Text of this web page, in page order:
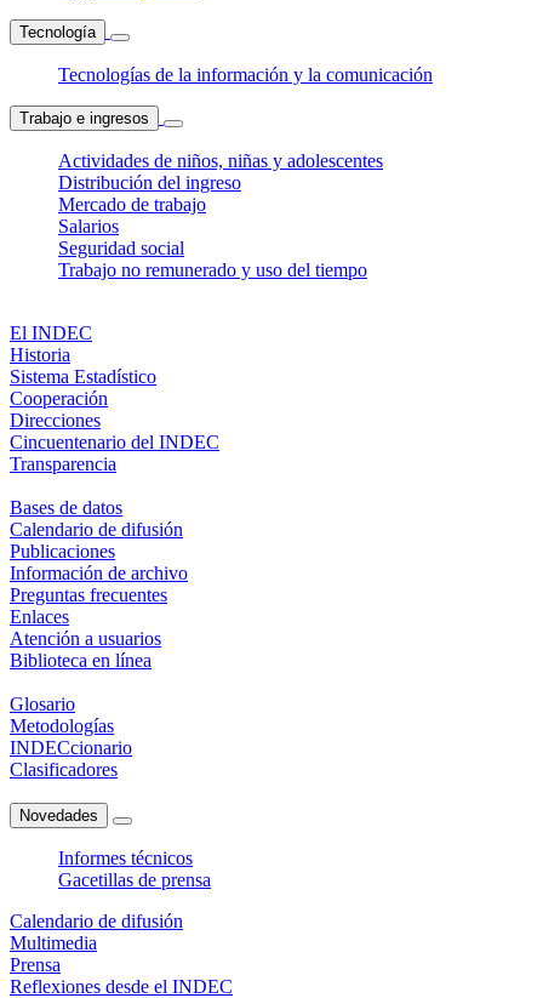
Tecnología
Tecnologías de la información y la comunicación
Trabajo e ingresos
Actividades de niños, niñas y adolescentes
Distribución del ingreso
Mercado de trabajo
Salarios
Seguridad social
Trabajo no remunerado y uso del tiempo
El INDEC
Historia
Sistema Estadístico
Cooperación
Direcciones
Cincuentenario del INDEC
Transparencia
Bases de datos
Calendario de difusión
Publicaciones
Información de archivo
Preguntas frecuentes
Enlaces
Atención a usuarios
Biblioteca en línea
Glosario
Metodologías
INDECcionario
Clasificadores
Novedades
Informes técnicos
Gacetillas de prensa
Calendario de difusión
Multimedia
Prensa
Reflexiones desde el INDEC